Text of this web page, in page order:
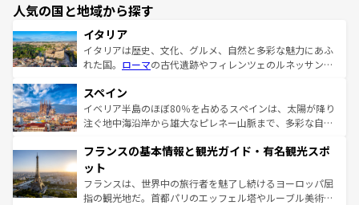
人気の国と地域から探す
イタリア
イタリアは歴史、文化、グルメ、自然と多彩な魅力にあふ
れた国。 ローマの古代遺跡やフィレンツェのルネッサンス
ろん、トスカーナの美しい田園風景やアマルフィ海岸の絶
景など、自然景観も見逃せない。観光の合間には、本場の
ピザやパスタなど、絶品のイタリア料理を堪能することも
ませてくれるイタリアで、忘れられない旅をしてみよう！
なお、新着のイタリア情報は
しい。
スペイン
イベリア半島のほぼ80％を占めるスペインは、太陽が降り
注ぐ地中海沿岸から雄大なピレネー山脈まで、多彩な自然
文化が根付くこの国では、情熱的なフラメンコ、熱気あふ
れる闘牛、そして美味しいタパスが生活の一部となってい
る。首都マドリードの洗練された雰囲気や、バルセロナの
アートに溢れた街角から、地方では古代ローマ遺跡や中世
フランスの基本情報と観光ガイド・有名観光スポ
ット
フランスは、世界中の旅行者を魅了し続けるヨーロッパ屈
指の観光地だ。首都パリのエッフェル塔やルーブル美術館